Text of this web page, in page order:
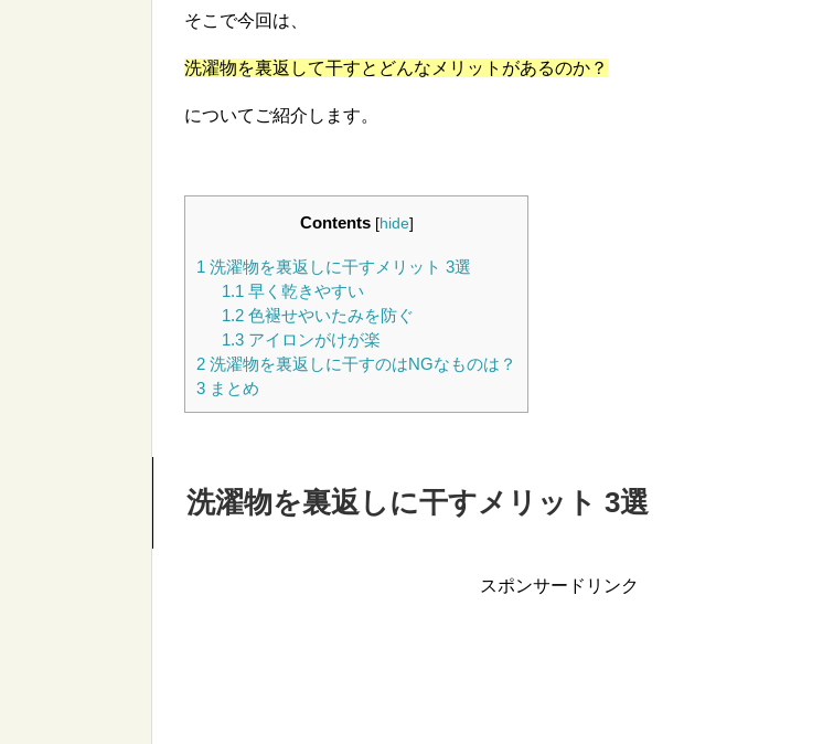
そこで今回は、
洗濯物を裏返して干すとどんなメリットがあるのか？
についてご紹介します。
Contents [hide]
1 洗濯物を裏返しに干すメリット 3選
1.1 早く乾きやすい
1.2色褪せやいたみを防ぐ
1.3アイロンがけが楽
2 洗濯物を裏返しに干すのはNGなものは？
3 まとめ
洗濯物を裏返しに干すメリット 3選
スポンサードリンク